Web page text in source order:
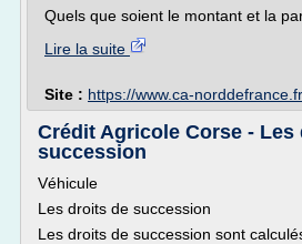
Quels que soient le montant et la
Lire la suite
Site : https://www.ca-norddefrance.fr
Crédit Agricole Corse - Les
succession
Véhicule
Les droits de succession
Les droits de succession sont